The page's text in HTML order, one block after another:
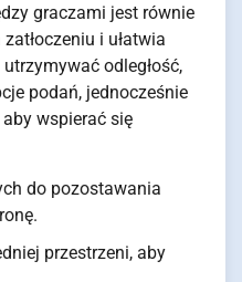
graczami jest równie
i ułatwia
odległość,
podań, jednocześnie
wspierać się
do pozostawania
przestrzeni, aby